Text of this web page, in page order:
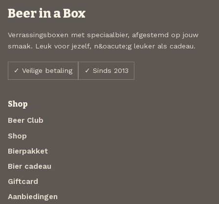
Beer in a Box
Verrassingsboxen met speciaalbier, afgestemd op jouw
smaak. Leuk voor jezelf, n&oacute;g leuker als cadeau.
✓ Veilige betaling ✓ Sinds 2013
Shop
Beer Club
Shop
Bierpakket
Bier cadeau
Giftcard
Aanbiedingen